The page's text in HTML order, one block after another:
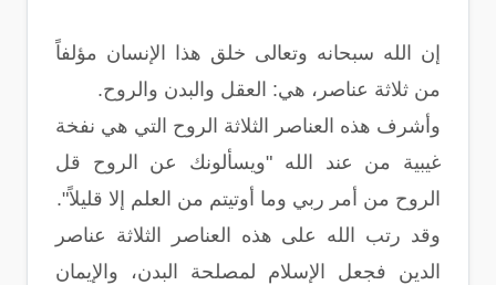
إن الله سبحانه وتعالى خلق هذا الإنسان مؤلفاً
من ثلاثة عناصر، هي: العقل والبدن والروح.
وأشرف هذه العناصر الثلاثة الروح التي هي نفخة
غيبية من عند الله "ويسألونك عن الروح قل
الروح من أمر ربي وما أوتيتم من العلم إلا قليلاً".
وقد رتب الله على هذه العناصر الثلاثة عناصر
الدين فجعل الإسلام لمصلحة البدن، والإيمان